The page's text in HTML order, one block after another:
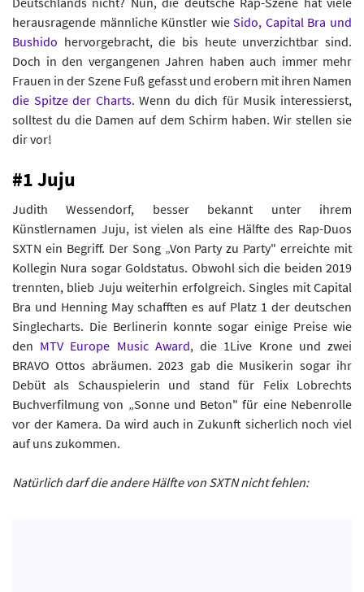
herausragende männliche Künstler wieSido, Capital Bra und
Bushido hervorgebracht, die bis heute unverzichtbar sind.
Doch in den vergangenen Jahren haben auch immer mehr
Frauen in der Szene Fuß gefasst und erobern mit ihren Namen
die Spitze der Charts. Wenn du dich für Musik interessierst,
solltest du die Damen auf dem Schirm haben. Wir stellen sie
dir vor!
#1 Juju
Judith Wessendorf, besser bekannt unter ihrem
Künstlernamen Juju, ist vielen als eine Hälfte des Rap-Duos
SXTN ein Begriff. Der Song „Von Party zu Party" erreichte mit
Kollegin Nura sogar Goldstatus. Obwohl sich die beiden 2019
trennten, blieb Juju weiterhin erfolgreich. Singles mit Capital
Bra und Henning May schafften es auf Platz 1 der deutschen
Singlecharts. Die Berlinerin konnte sogar einige Preise wie
den MTV Europe Music Award, die 1Live Krone und zwei
BRAVO Ottos abräumen. 2023 gab die Musikerin sogar ihr
Debüt als Schauspielerin und stand für Felix Lobrechts
Buchverfilmung von „Sonne und Beton" für eine Nebenrolle
vor der Kamera. Da wird auch in Zukunft sicherlich noch viel
auf uns zukommen.
Natürlich darf die andere Hälfte von SXTN nicht fehlen: